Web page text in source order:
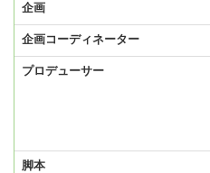
企画
企画コーディネーター
プロデューサー
脚本